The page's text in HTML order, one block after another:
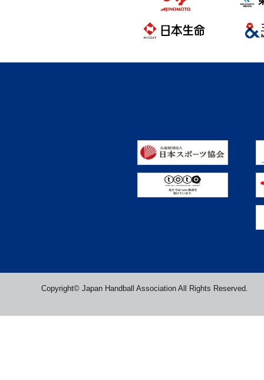
Copyright© Japan Handball Association All Rights Reserved.